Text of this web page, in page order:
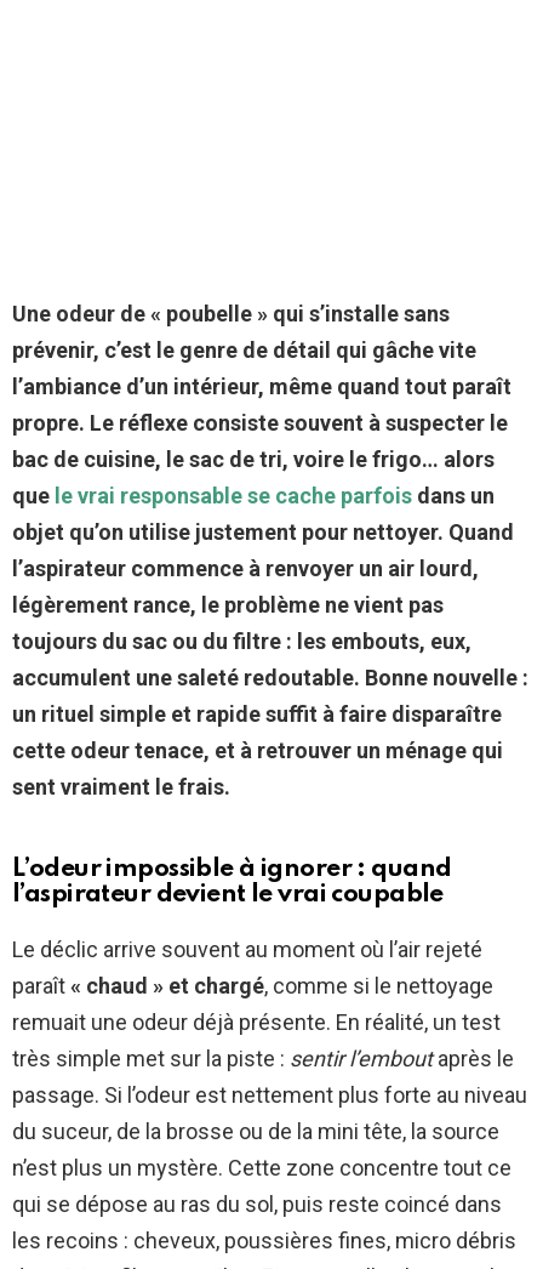
Une odeur de « poubelle » qui s’installe sans
prévenir, c’est le genre de détail qui gâche vite
l’ambiance d’un intérieur, même quand tout paraît
propre. Le réflexe consiste souvent à suspecter le
bac de cuisine, le sac de tri, voire le frigo… alors
que le vrai responsable se cache parfois dans un
objet qu’on utilise justement pour nettoyer. Quand
l’aspirateur commence à renvoyer un air lourd,
légèrement rance, le problème ne vient pas
toujours du sac ou du filtre : les embouts, eux,
accumulent une saleté redoutable. Bonne nouvelle :
un rituel simple et rapide suffit à faire disparaître
cette odeur tenace, et à retrouver un ménage qui
sent vraiment le frais.
L’odeur impossible à ignorer : quand
l’aspirateur devient le vrai coupable
Le déclic arrive souvent au moment où l’air rejeté
paraît« chaud » et chargé, comme si le nettoyage
remuait une odeur déjà présente. En réalité, un test
très simple met sur la piste : sentir l’emboutaprès le
passage. Si l’odeur est nettement plus forte au niveau
du suceur, de la brosse ou de la mini tête, la source
n’est plus un mystère. Cette zone concentre tout ce
qui se dépose au ras du sol, puis reste coincé dans
les recoins : cheveux, poussières fines, micro débris